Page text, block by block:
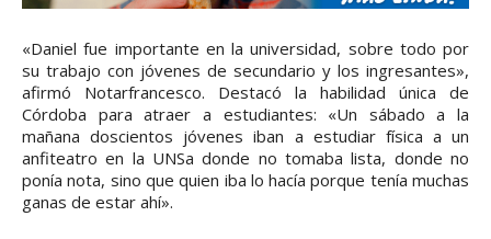
«Daniel fue importante en la universidad, sobre todo por
su trabajo con jóvenes de secundario y los ingresantes»,
afirmó Notarfrancesco. Destacó la habilidad única de
Córdoba para atraer a estudiantes: «Un sábado a la
mañana doscientos jóvenes iban a estudiar física a un
anfiteatro en la UNSa donde no tomaba lista, donde no
ponía nota, sino que quien iba lo hacía porque tenía muchas
ganas de estar ahí».